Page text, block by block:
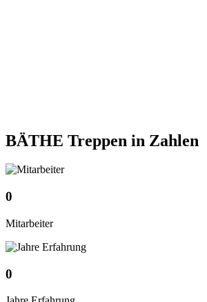
BÄTHE Treppen in Zahlen
0
Mitarbeiter
0